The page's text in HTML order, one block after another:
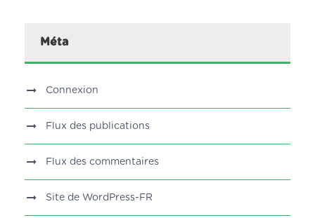
Méta
Connexion
Flux des publications
Flux des commentaires
Site de WordPress-FR